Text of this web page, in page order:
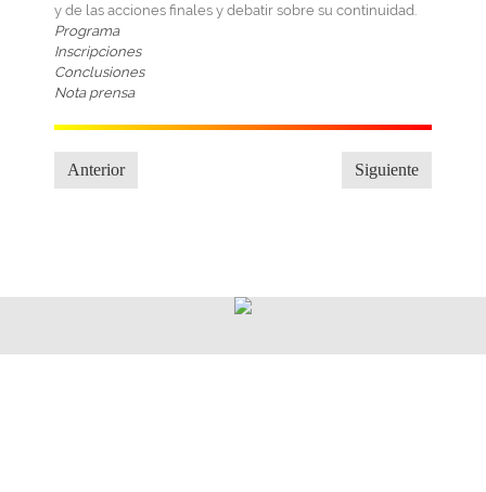
y de las acciones finales y debatir sobre su continuidad.
Programa
Inscripciones
Conclusiones
Nota prensa
Anterior Siguiente